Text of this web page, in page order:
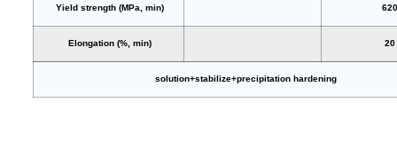
Yield strength (MPa, min) 620
Elongation (%, min) 20
solution+stabilize+precipitation hardening